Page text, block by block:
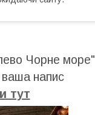
Чорне море"
напис
тут